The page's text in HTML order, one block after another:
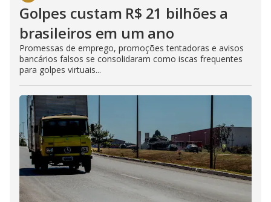
Golpes custam R$ 21 bilhões a
brasileiros em um ano
Promessas de emprego, promoções tentadoras e avisos
bancários falsos se consolidaram como iscas frequentes
para golpes virtuais...